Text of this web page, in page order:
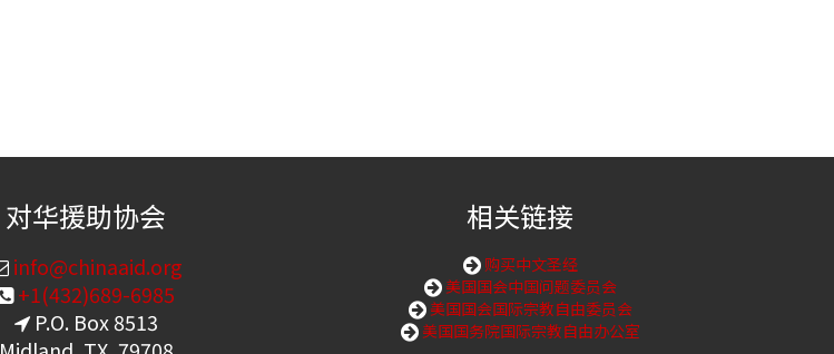
对华援助协会
info@chinaaid.org
+1(432)689-6985
P.O. Box 8513
相关链接
购买中文圣经
美国国会中国问题委员会
美国国会国际宗教自由委员会
美国国务院国际宗教自由办公室